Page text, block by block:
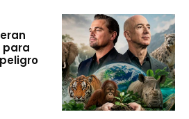
para